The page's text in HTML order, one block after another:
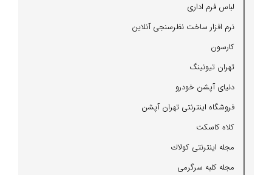
لباس فرم اداری
نرم افزار ساخت نظرسنجی آنلاین
كارسون
تهران تیونینگ
دنیای آپشن خودرو
فروشگاه اینترنتی تهران آپشن
كلاه كاسكت
مجله اینترنتی كولاك
مجله كلبه سرگرمی